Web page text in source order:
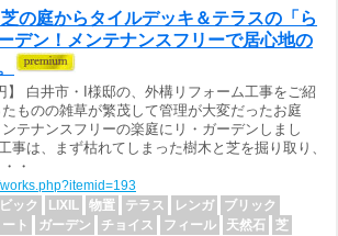
の庭からタイルデッキ＆テラスの「ら
デン！メンテナンスフリーで居心地の
】 白井市・I様邸の、外構リフォーム工事をご紹
ものの雑草が繁茂して管理が大変だったお庭
テナンスフリーの楽庭にリ・ガーデンしまし
事は、まず枯れてしまった樹木と芝を掘り取り、
・
ック LIXIL 物置 テラス レンガ
ブリック
ト ガーデン チョイス フィール 天然石 芝